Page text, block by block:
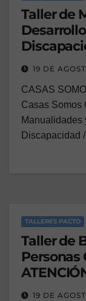
Taller de
19 DE
CASAS
Casas Somos
Manualidades
Discapacidad
TALLERES PACTO
Taller de
Personas
19 DE